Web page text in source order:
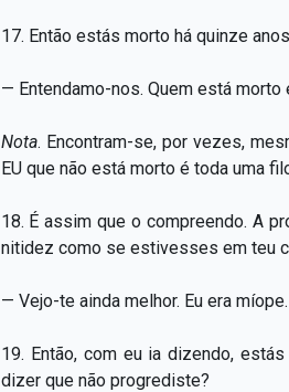
17. Então estás morto há quinze
— Entendamo-nos. Quem está morto
Nota. Encontram-se, por vezes,
EU que não está morto é toda uma
18. É assim que o compreendo. A
nitidez como se estivesses em teu
— Vejo-te ainda melhor. Eu era
19. Então, com eu ia dizendo,
dizer que não progrediste?